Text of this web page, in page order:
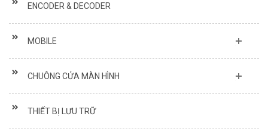
ENCODER & DECODER
MOBILE
CHUÔNG CỬA MÀN HÌNH
THIẾT BỊ LƯU TRỮ